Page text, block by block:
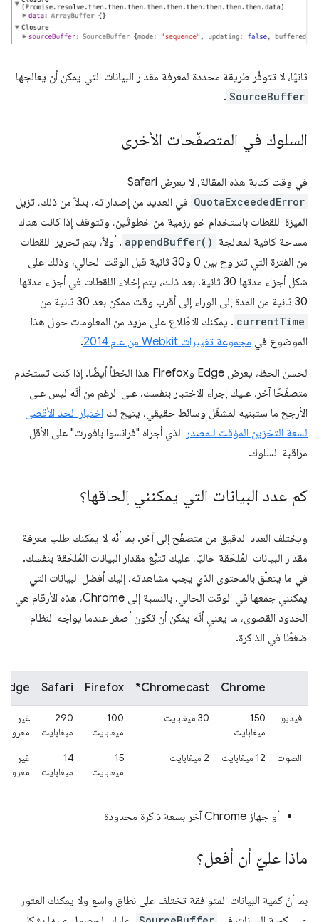
ثانيًا، لا تتوفّر طريقة محددة لمعرفة مقدار البيانات التي يمكن أن يعالجها
SourceBuffer
.
السلوك في المتصفّحات الأخرى
في وقت كتابة هذه المقالة، لا يعرض Safari
QuotaExceededError في العديد من إصداراته. بدلاً من ذلك، تزيل
الميزة اللقطات باستخدام خوارزمية من خطوتَين، وتتوقف إذا كانت هناك
مساحة كافية لمعالجة appendBuffer() . أولاً، يتم تحرير اللقطات
من الفترة التي تتراوح بين 0 و30 ثانية قبل الوقت الحالي، وذلك على
شكل أجزاء مدتها 30 ثانية. بعد ذلك، يتم إخلاء اللقطات في أجزاء مدتها
30 ثانية من المدة إلى الوراء إلى أقرب وقت ممكن بعد 30 ثانية من
currentTime . يمكنك الاطّلاع على مزيد من المعلومات حول هذا
الموضوع في مجموعة تغييرات Webkit من عام 2014 .
لحسن الحظ، يعرض Edge وFirefox هذا الخطأ أيضًا. إذا كنت تستخدم
متصفّحًا آخر، عليك إجراء الاختبار بنفسك. على الرغم من أنّه ليس على
الأرجح ما ستبنيه لمشغّل وسائط حقيقي، يتيح لك اختبار الحد الأقصى
لسعة التخزين المؤقت للمصدر الذي أجراه "فرانسوا بافورت" على الأقل
مراقبة السلوك.
كم عدد البيانات التي يمكنني إلحاقها؟
ويختلف العدد الدقيق من متصفّح إلى آخر. بما أنّه لا يمكنك طلب معرفة
مقدار البيانات المُلحَقة حاليًا، عليك تتبُّع مقدار البيانات المُلحَقة بنفسك.
في ما يتعلّق بالمحتوى الذي يجب مشاهدته، إليك أفضل البيانات التي
يمكنني جمعها في الوقت الحالي. بالنسبة إلى Chrome، هذه الأرقام هي
الحدود القصوى، ما يعني أنّه يمكن أن تكون أصغر عندما يواجه النظام
ضغطًا في الذاكرة.
Chrome
‫Chromecast*
Firefox
Safari
Edge
فيديو
150
ميغابايت
‫30 ميغابايت
100
ميغابايت
‫290
ميغابايت
غير
معروف
الصوت
‫12 ميغابايت ‫2 ميغابايت
‫15
ميغابايت
‫14
ميغابايت
غير
معروف
أو جهاز Chrome آخر بسعة ذاكرة محدودة
ماذا عليّ أن أفعل؟
بما أنّ كمية البيانات المتوافقة تختلف على نطاق واسع ولا يمكنك العثور